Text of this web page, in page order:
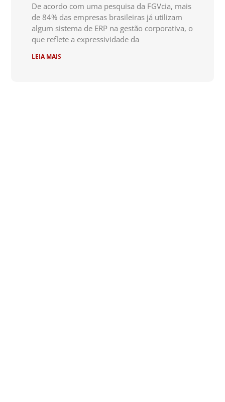
De acordo com uma pesquisa da FGVcia, mais
de 84% das empresas brasileiras já utilizam
algum sistema de ERP na gestão corporativa, o
que reflete a expressividade da
LEIA MAIS